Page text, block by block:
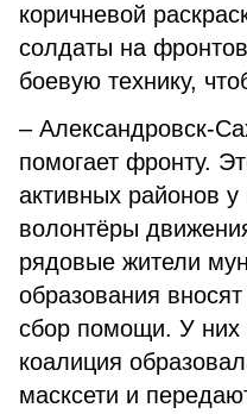
коричневой
солдаты на
боевую технику,
– Александровск-
помогает фронту.
активных районов
волонтёры
рядовые жители
образования
сбор помощи. У них
коалиция
масксети и